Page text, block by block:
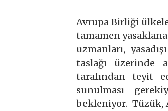
Avrupa Birliği
tamamen
uzmanları,
taslağı üzerinde
tarafından teyit
sunulması
bekleniyor. Tüzük,